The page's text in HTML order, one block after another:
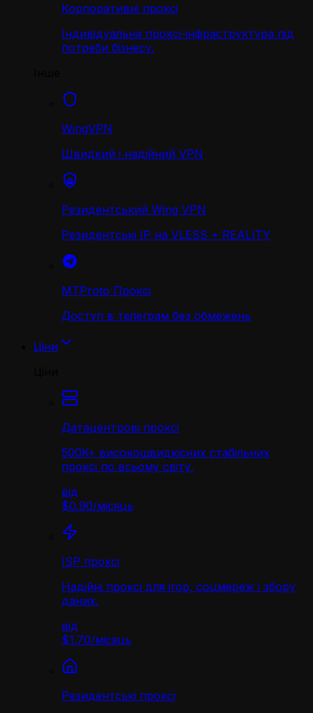
Корпоративні проксі
Індивідуальна проксі-інфраструктура під
потреби бізнесу.
WingVPN
Швидкий і надійний VPN
Резидентський Wing VPN
Резидентські IP на VLESS + REALITY
MTProto Проксі
Доступ в телеграм без обмежень
Ціни
Датацентрові проксі
500K+ високошвидкісних стабільних
проксі по всьому світу.
від
$0.90/місяць
ISP проксі
Надійні проксі для ігор, соцмереж і збору
даних.
від
$1.70/місяць
Резидентські проксі